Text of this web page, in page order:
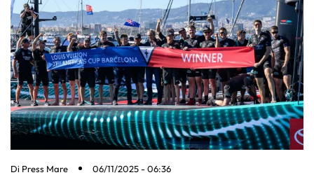
Di Press Mare 06/11/2025 - 06:36